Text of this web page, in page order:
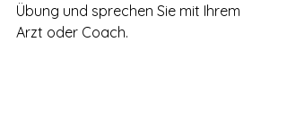
Übung und sprechen Sie mit Ihrem
Arzt oder Coach.